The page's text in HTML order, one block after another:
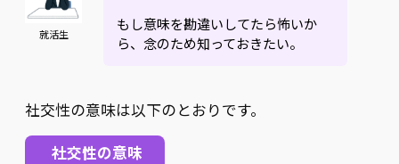
就活生
もし意味を勘違いしてたら怖いか
ら、念のため知っておきたい。
社交性の意味は以下のとおりです。
社交性の意味